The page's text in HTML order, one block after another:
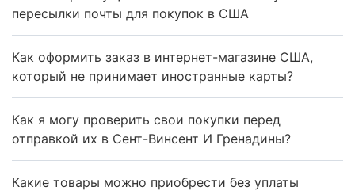
пересылки почты для покупок в США
Как оформить заказ в интернет-магазине США,
который не принимает иностранные карты?
Как я могу проверить свои покупки перед
отправкой их в Сент-Винсент И Гренадины?
Какие товары можно приобрести без уплаты